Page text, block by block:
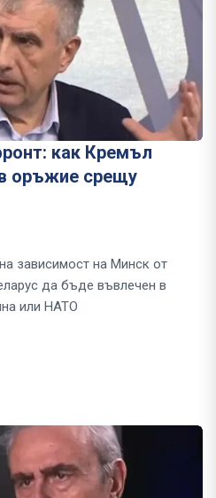
как Кремъл
оръжие срещу
зависимост на Минск от
да бъде въвлечен в
или НАТО